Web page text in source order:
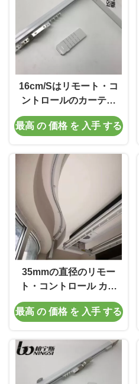
16cm/Sはリモート・コ
ントロールのカーテン
トラックにモーターを
備えた
最高 の 価格 を 入手 する
35mmの直径のリモー
ト・コントロール カー
テン トラック
最高 の 価格 を 入手 する